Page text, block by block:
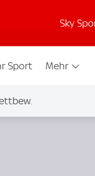
Sky
Sport Mehr